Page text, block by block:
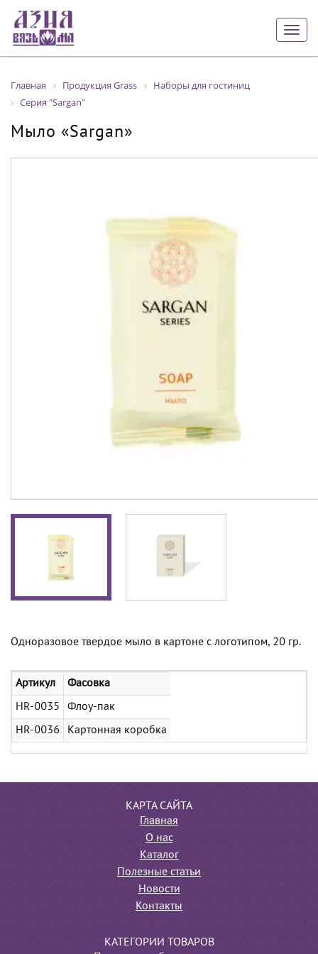
Главная Продукция Grass
Наборы для гостиниц
Серия "Sargan"
Мыло «Sargan»
Одноразовое твердое мыло в картоне с логотипом, 20 гр.
Артикул Фасовка
HR-0035 Флоу-пак
HR-0036 Картонная коробка
КАРТА САЙТА
Главная
О нас
Каталог
Полезные статьи
Новости
Контакты
КАТЕГОРИИ ТОВАРОВ